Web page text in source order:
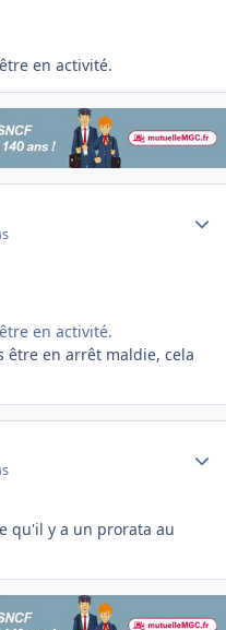
en activité.
en activité.
être en arrêt maldie, cela
qu'il y a un prorata au